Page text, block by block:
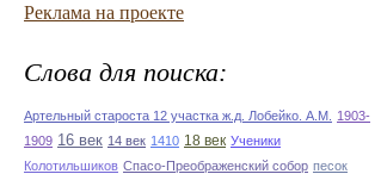
Реклама на проекте
Слова для поиска:
Артельный староста 12 участка ж.д. Лобейко. А.М.
1903-
1909 16 век 14 век 1410 18 век Ученики
Колотильшиков Спасо-Преображенский собор песок